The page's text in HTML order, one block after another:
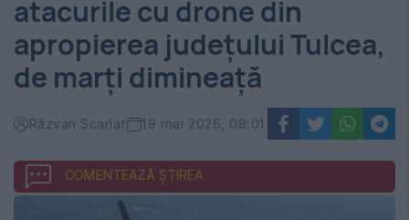
Zilei
atacurile cu drone din
apropierea județului Tulcea,
de marți dimineață
Răzvan Scarlat 19 mai 2026, 08:01
COMENTEAZĂ ȘTIREA